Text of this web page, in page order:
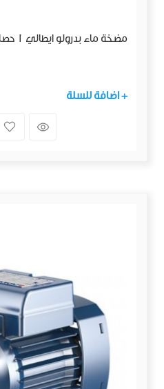
مضخة ماء بدرولو ايطالي 1 حصان 1 انش
+ اضافة للسلة